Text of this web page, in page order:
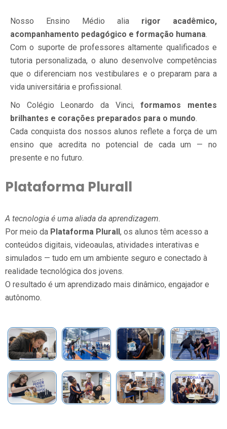
Nosso Ensino Médio alia rigor acadêmico,
acompanhamento pedagógico e formação humana.
Com o suporte de professores altamente qualificados e
tutoria personalizada, o aluno desenvolve competências
que o diferenciam nos vestibulares e o preparam para a
vida universitária e profissional.
No Colégio Leonardo da Vinci,formamos mentes
brilhantes e corações preparados para o mundo.
Cada conquista dos nossos alunos reflete a força de um
ensino que acredita no potencial de cada um — no
presente e no futuro.
Plataforma Plurall
A tecnologia é uma aliada da aprendizagem.
Por meio da Plataforma Plurall, os alunos têm acesso a
conteúdos digitais, videoaulas, atividades interativas e
simulados — tudo em um ambiente seguro e conectado à
realidade tecnológica dos jovens.
O resultado é um aprendizado mais dinâmico, engajador e
autônomo.